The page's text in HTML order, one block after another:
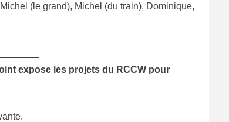
(le grand), Michel (du train), Dominique,
expose les projets du RCCW pour